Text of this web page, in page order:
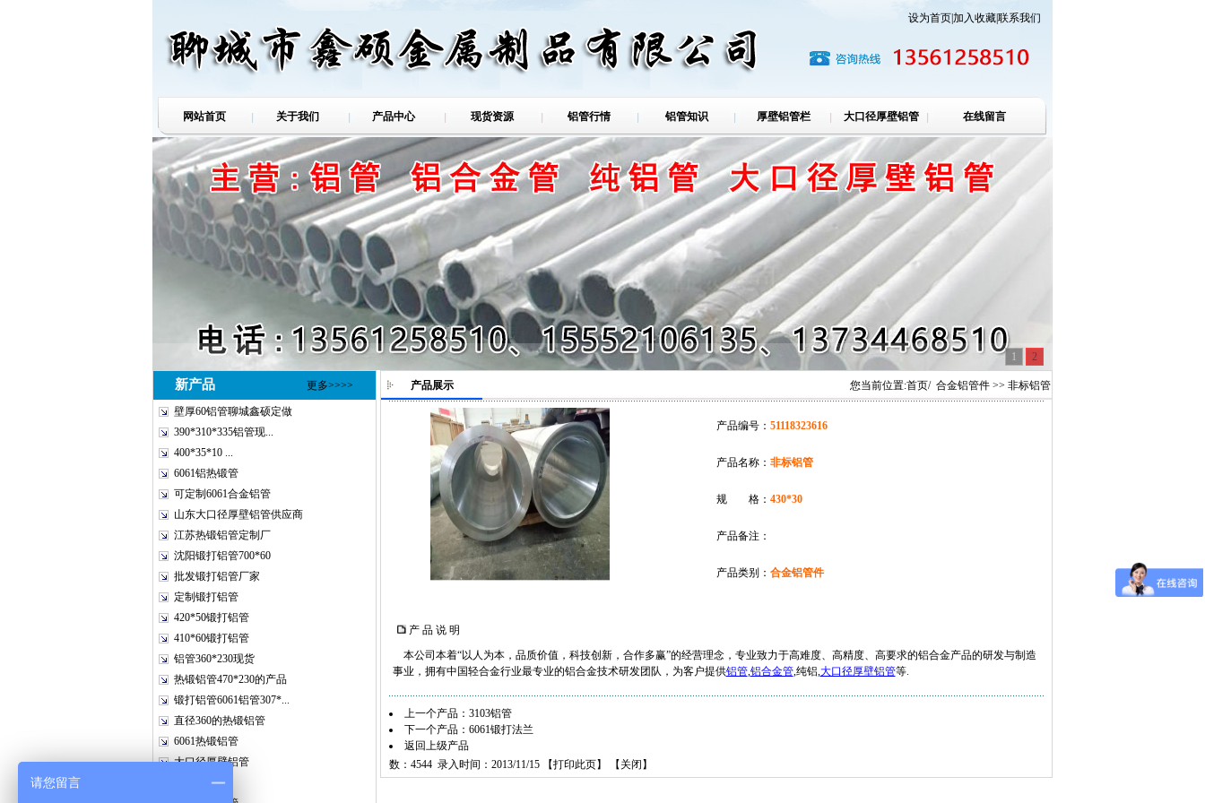
设为首页加入收藏联系我们
网站首页 关于我们 产品中心 现货资源 铝管行情 铝管知识 厚壁铝管栏 大口径厚壁铝管 在线留言
铝管 1 2
新产品 更多>>>>
壁厚60铝管聊城鑫硕定做
390*310*335铝管现...
400*35*10 ...
6061铝热锻管
可定制6061合金铝管
山东大口径厚壁铝管供应商
江苏热锻铝管定制厂
沈阳锻打铝管700*60
批发锻打铝管厂家
定制锻打铝管
420*50锻打铝管
410*60锻打铝管
铝管360*230现货
热锻铝管470*230的产品
锻打铝管6061铝管307*...
直径360的热锻铝管
6061热锻铝管
大口径厚壁铝管
产品展示 您当前位置:首页/ 合金铝管件 >> 非标铝管
产品编号： 51118323616
产品名称： 非标铝管
规 格： 430*30
产品备注：
产品类别： 合金铝管件
产 品 说 明
本公司本着“以人为本，品质价值，科技创新，合作多赢”的经营理念，专业致力于高难度、高精度、高要求的铝合金产品的研发与制造
事业，拥有中国轻合金行业最专业的铝合金技术研发团队，为客户提供铝管,铝合金管,纯铝,大口径厚壁铝管等.
上一个产品： 3103铝管
下一个产品： 6061锻打法兰
返回上级产品
数：4544 录入时间：2013/11/15 【打印此页】 【 关闭 】
请您留言